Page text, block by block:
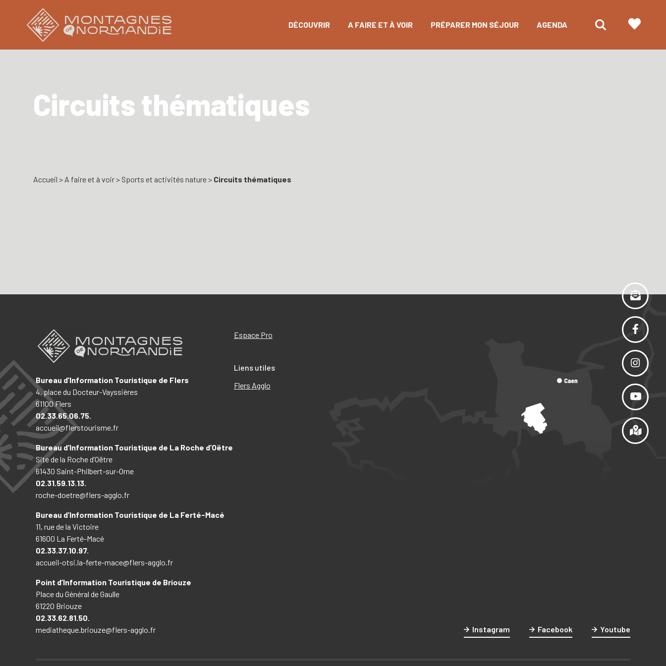
DÉCOUVRIR A FAIRE ET À VOIR PRÉPARER MON SÉJOUR AGENDA
Circuits thématiques
Accueil > A faire et à voir> Sports et activités nature> Circuits thématiques
Bureau d’Information Touristique de Flers
4, place du Docteur-Vayssières
61100 Flers
02.33.65.06.75.
accueil@flerstourisme.fr
Bureau d’Information Touristique de La Roche d’Oëtre
Site de la Roche d’Oëtre
61430 Saint-Philbert-sur-Orne
02.31.59.13.13.
roche-doetre@flers-agglo.fr
Bureau d’Information Touristique de La Ferté-Macé
11, rue de la Victoire
61600 La Ferté-Macé
02.33.37.10.97.
accueil-otsi.la-ferte-mace@flers-agglo.fr
Point d’Information Touristique de Briouze
Place du Général de Gaulle
61220 Briouze
02.33.62.81.50.
mediatheque.briouze@flers-agglo.fr
Espace Pro
Liens utiles
Flers Agglo
Instagram Facebook Youtube